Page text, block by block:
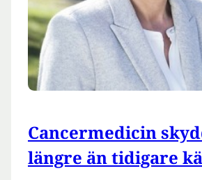
Cancermedicin
längre än tidigare